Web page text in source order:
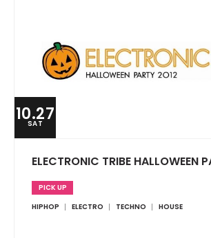
10.27
SAT
ELECTRONIC TRIBE HALLOWEEN
PICK UP
HIPHOP
ELECTRO TECHNO HOUSE